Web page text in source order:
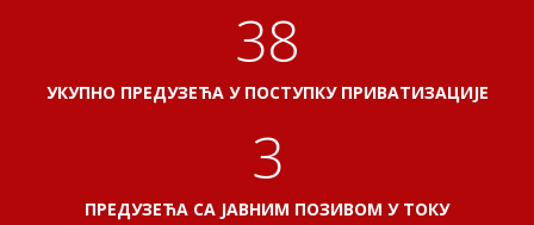
41
УКУПНО ПРЕДУЗЕЋА У ПОСТУПКУ ПРИВАТИЗАЦИЈЕ
3
ПРЕДУЗЕЋА СА ЈАВНИМ ПОЗИВОМ У ТОКУ